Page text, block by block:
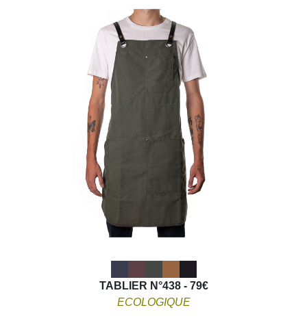
TABLIER N°438 - 79€
ECOLOGIQUE